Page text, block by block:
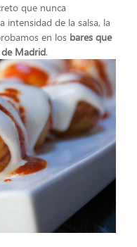
que nunca
intensidad de la salsa, la
en los bares que
Madrid.